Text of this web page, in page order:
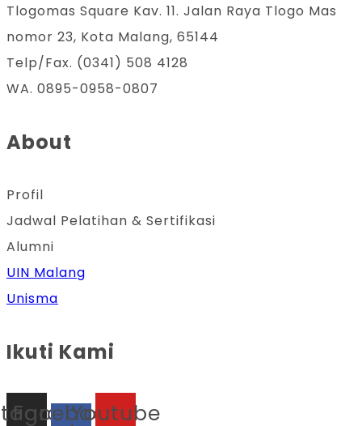
Tlogomas Square Kav. 11. Jalan Raya Tlogo Mas
nomor 23, Kota Malang, 65144
Telp/Fax. (0341) 508 4128
WA. 0895-0958-0807
About
Profil
Jadwal Pelatihan & Sertifikasi
Alumni
UIN Malang
Unisma
Ikuti Kami
Facebook-
Youtube